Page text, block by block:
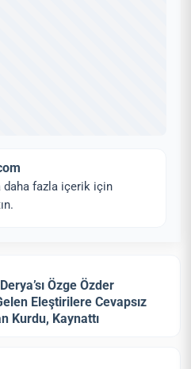
daha fazla içerik için
Özge Özder
Eleştirilere Cevapsız
Kurdu, Kaynattı